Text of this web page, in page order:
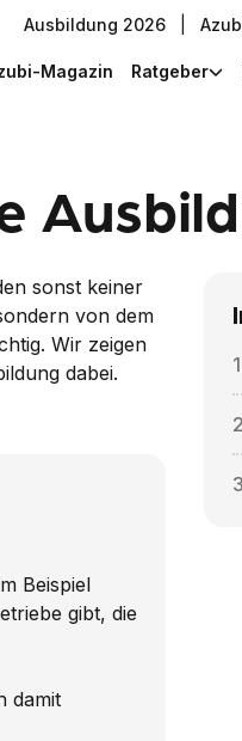
Ausbildung 2026
Magazin Ratgeber
sonst keiner
von dem
Wir zeigen
dabei.
Beispiel
gibt, die
damit